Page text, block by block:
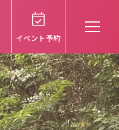
イベント予約